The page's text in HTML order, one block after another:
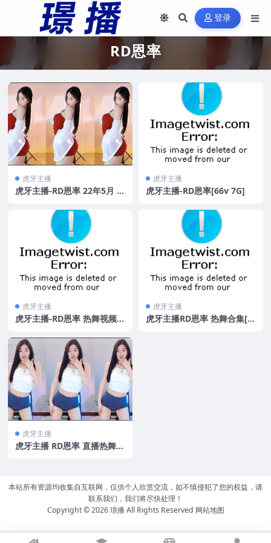
登录
RD恩率
虎牙主播
虎牙主播-RD恩率 22年5月 直
虎牙主播
虎牙主播-RD恩率[66v 7G]
虎牙主播
虎牙主播-RD恩率 热舞视频合
虎牙主播
虎牙主播RD恩率 热舞合集[8
虎牙主播
虎牙主播 RD恩率 直播热舞合
本站所有资源均收集自互联网，仅供个人欣赏交流，如不慎侵犯了您的权益，请
联系我们，我们将尽快处理！
Copyright © 2026璟播All Rights Reserved 网站地图